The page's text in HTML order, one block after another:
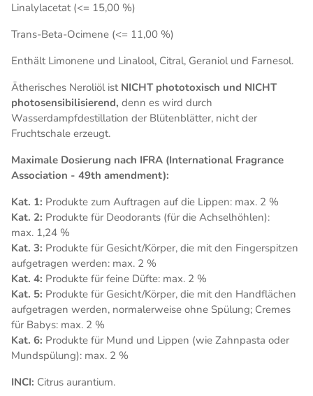
Linalylacetat (<= 15,00 %)
Trans-Beta-Ocimene (<= 11,00 %)
Enthält Limonene und Linalool, Citral, Geraniol und Farnesol.
Ätherisches Neroliöl ist NICHT phototoxisch und NICHT
photosensibilisierend, denn es wird durch
Wasserdampfdestillation der Blütenblätter, nicht der
Fruchtschale erzeugt.
Maximale Dosierung nach IFRA (International Fragrance
Association - 49th amendment):
Kat. 1: Produkte zum Auftragen auf die Lippen: max. 2 %
Kat. 2: Produkte für Deodorants (für die Achselhöhlen):
max. 1,24 %
Kat. 3: Produkte für Gesicht/Körper, die mit den Fingerspitzen
aufgetragen werden: max. 2 %
Kat. 4: Produkte für feine Düfte: max. 2 %
Kat. 5: Produkte für Gesicht/Körper, die mit den Handflächen
aufgetragen werden, normalerweise ohne Spülung; Cremes
für Babys: max. 2 %
Kat. 6: Produkte für Mund und Lippen (wie Zahnpasta oder
Mundspülung): max. 2 %
INCI: Citrus aurantium.